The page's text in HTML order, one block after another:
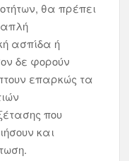
θα πρέπει
ασπίδα ή
δε φορούν
επαρκώς τα
που
και